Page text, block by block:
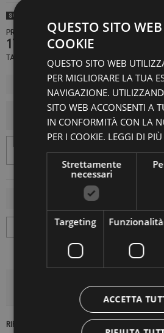
SOLD OUT
PRODOTTO NON DISPONIBILE CONTATTACI PER
179,00 €
TASSE INCLUSE
AGGIUNGI AL
DETTAGLI DEL PRODOTTO
RIFERIMENTO
QUESTO SITO
COOKIE
QUESTO SITO WEB
PER MIGLIORARE LA TUA
NAVIGAZIONE.
SITO WEB ACCONSENTI A
IN CONFORMITÀ CON LA
PER I COOKIE. LEGGI DI PIÙ
Strettamente
necessari
Targeting Funzionalità
ACCETTA